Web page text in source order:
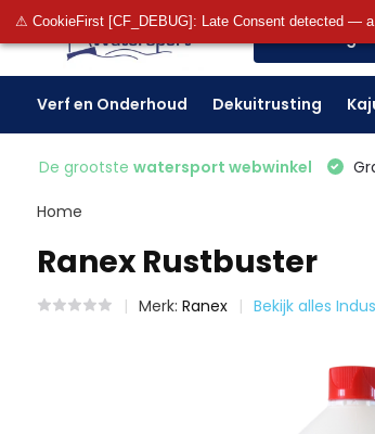
⚠ CookieFirst [CF_DEBUG]: Late Consent detected —
Verf en Onderhoud Dekuitrusting
De grootste watersport webwinkel
Home
Ranex Rustbuster
Merk: Ranex Bekijk alles